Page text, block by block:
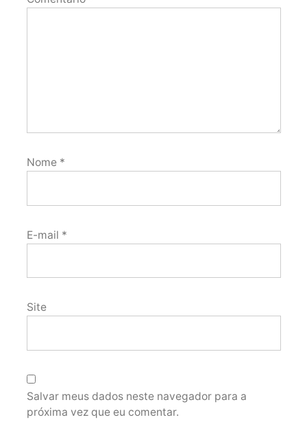
Nome *
E-mail *
Site
Salvar meus dados neste navegador para a
próxima vez que eu comentar.